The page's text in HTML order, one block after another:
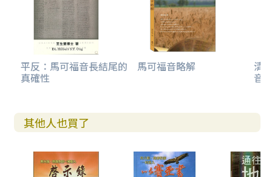
平反：馬可福音長結尾的
真確性
馬可福音略解 清
音
其他人也買了